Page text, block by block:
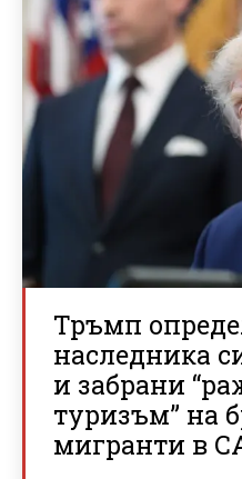
Тръмп
наследника
и забрани
туризъм” на
мигранти в